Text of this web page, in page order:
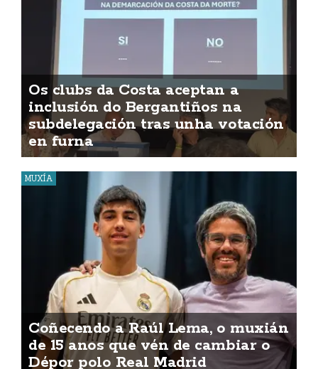
Os clubs da Costa aceptan a
inclusión do Bergantiños na
subdelegación tras unha votación
en furna
MUXÍA
Coñecendo a Raúl Lema, o muxián
de 15 anos que vén de cambiar o
Dépor polo Real Madrid